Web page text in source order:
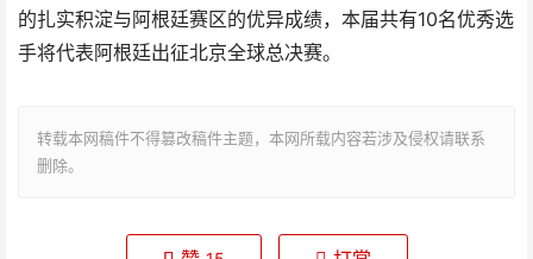
的扎实积淀与阿根廷赛区的优异成绩，本届共有10名优秀选
手将代表阿根廷出征北京全球总决赛。
转载本网稿件不得篡改稿件主题，本网所载内容若涉及侵权请联系
删除。